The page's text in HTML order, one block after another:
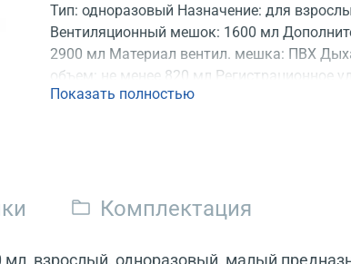
Тип: одноразовый Назначение: для
Вентиляционный мешок: 1600 мл
2900 мл Материал вентил. мешка: ПВХ
объем: не менее 820 мл Регистрационное
Показать полностью
Комплектация
взрослый, одноразовый, малый